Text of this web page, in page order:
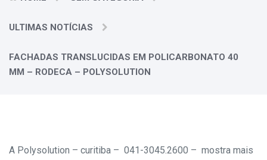
ULTIMAS NOTÍCIAS
FACHADAS TRANSLUCIDAS EM POLICARBONATO 40
MM – RODECA – POLYSOLUTION
A Polysolution – curitiba – 041-3045.2600 – mostra mais